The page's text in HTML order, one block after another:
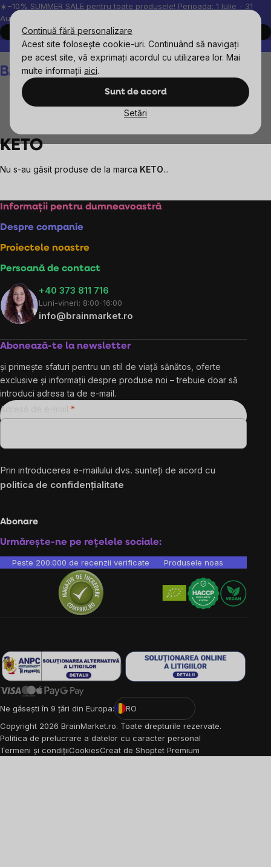
Continuă fără personalizare
Acest site folosește cookie-uri. Continuând să navigați
pe acest site, vă exprimați acordul cu utilizarea lor. Mai
multe informații aici.
Sunt de acord
Setări
Treci
la
conținut
☀️−10% SUMMER SALE pentru toate produsele! Perioada: 1 Iulie - 31
August, 2026.
Cumpără acum
Peste 200.000 de recenzii verificate
Produsele noastre sunt
Coş
de
KETO
Nu s-au găsit produse de la marca KETO...
Subsol
Informații pentru dumneavoastră
Despre companie
Proiectele noastre
Persoană de contact
+40 373 811 716
Luni-vineri: 8:00-16:00
info@brainmarket.ro
Abonează-te la newsletter
și primește sfaturi pentru un stil de viață sănătos, oferte
exclusive și informații despre produse noi – trebuie doar să
introduci adresa ta de e-mail.
Adresă de e-mail
Prin introducerea e-mailului dvs. sunteți de acord cu
politica de confidențialitate
Abonare
Urmărește-ne pe rețelele sociale:
Peste 200.000 de recenzii verificate Produsele noastre sunt
Ne găsești în 9 țări din Europa:
RO
Copyright 2026 BrainMarket.ro. Toate drepturile rezervate.
Politica de prelucrare a datelor cu caracter personal
Termeni și condițiiCookiesCreat de Shoptet Premium